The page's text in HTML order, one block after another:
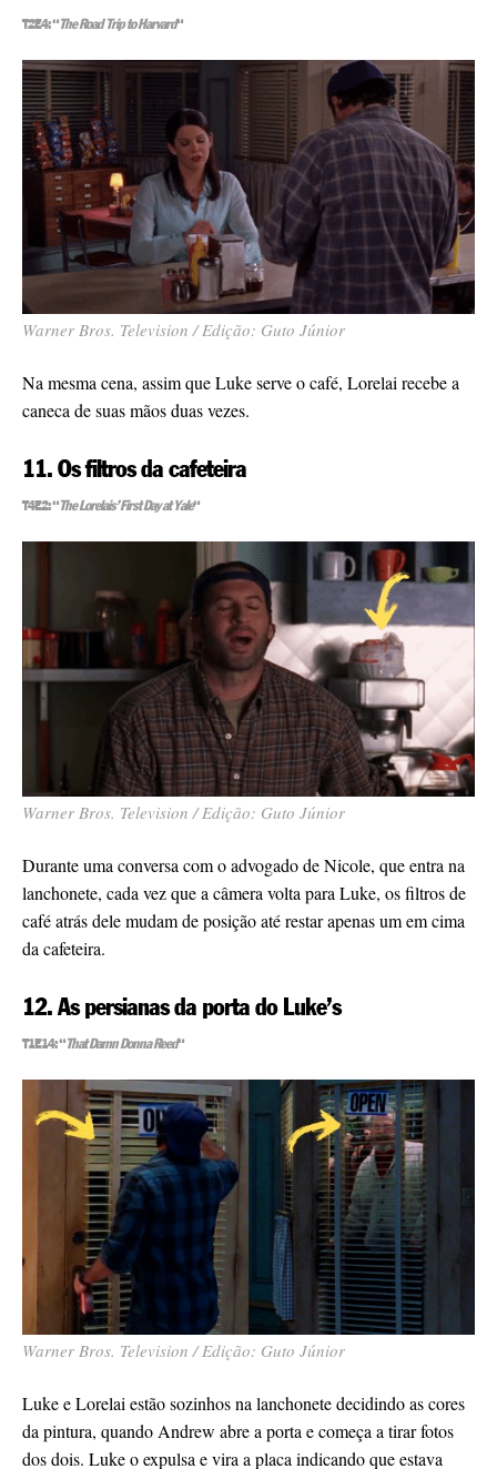
T2E4: “The Road Trip to Harvard“
Warner Bros. Television / Edição: Guto Júnior
Na mesma cena, assim que Luke serve o café, Lorelai recebe a
caneca de suas mãos duas vezes.
11. Os filtros da cafeteira
T4E2: “The Lorelais’ First Day at Yale“
Warner Bros. Television / Edição: Guto Júnior
Durante uma conversa com o advogado de Nicole, que entra na
lanchonete, cada vez que a câmera volta para Luke, os filtros de
café atrás dele mudam de posição até restar apenas um em cima
da cafeteira.
12. As persianas da porta do Luke’s
T1E14: “That Damn Donna Reed“
Warner Bros. Television / Edição: Guto Júnior
Luke e Lorelai estão sozinhos na lanchonete decidindo as cores
da pintura, quando Andrew abre a porta e começa a tirar fotos
dos dois. Luke o expulsa e vira a placa indicando que estava